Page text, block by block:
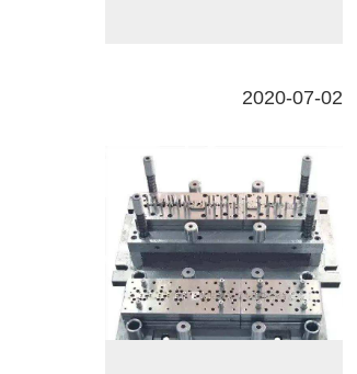
2020-07-02